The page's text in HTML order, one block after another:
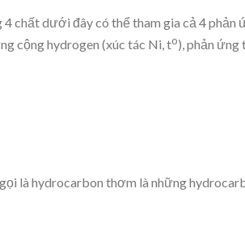
4 chất dưới đây có thể tham gia cả 4 phản
cộng hydrogen (xúc tác Ni, to), phản
là hydrocarbon thơm là những